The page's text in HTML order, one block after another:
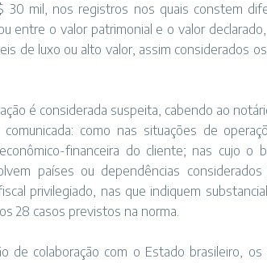
30 mil, nos registros nos quais constem
entre o valor patrimonial e o valor
de luxo ou alto valor, assim considerados
é considerada suspeita, cabendo ao
como nas situações de
financeira do cliente; nas cujo o
países ou dependências
privilegiado, nas que indiquem
28 casos previstos na norma.
de colaboração com o Estado brasileiro,